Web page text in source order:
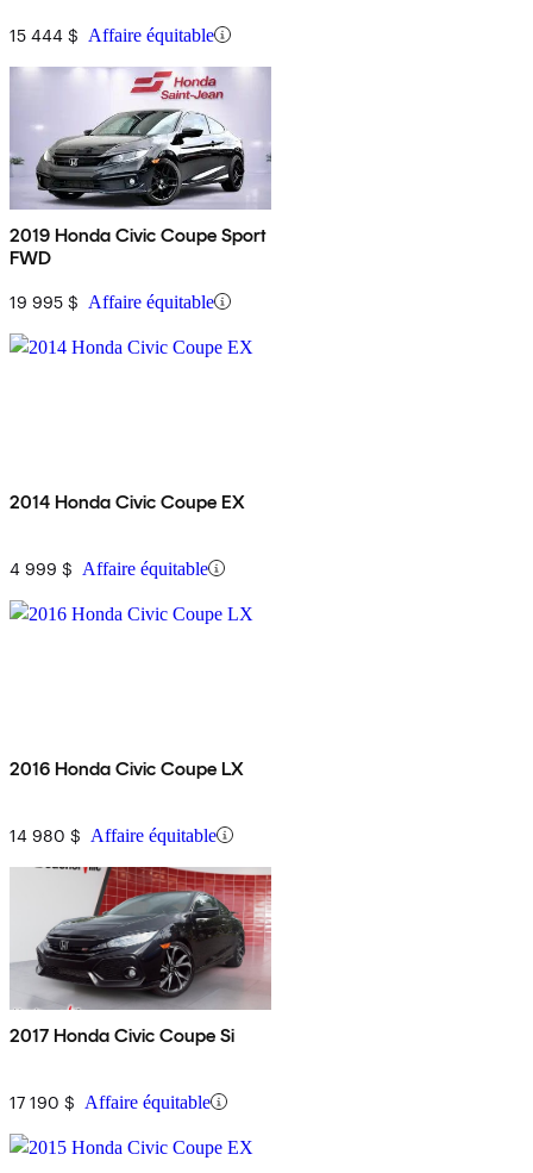
15 444 $ Affaire équitable
2019 Honda Civic Coupe Sport
FWD
19 995 $ Affaire équitable
2014 Honda Civic Coupe EX
4 999 $ Affaire équitable
2016 Honda Civic Coupe LX
14 980 $ Affaire équitable
2017 Honda Civic Coupe Si
17 190 $ Affaire équitable